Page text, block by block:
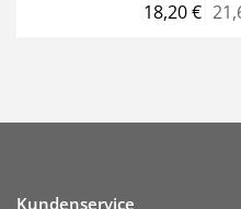
18,20 €
Kundenservice